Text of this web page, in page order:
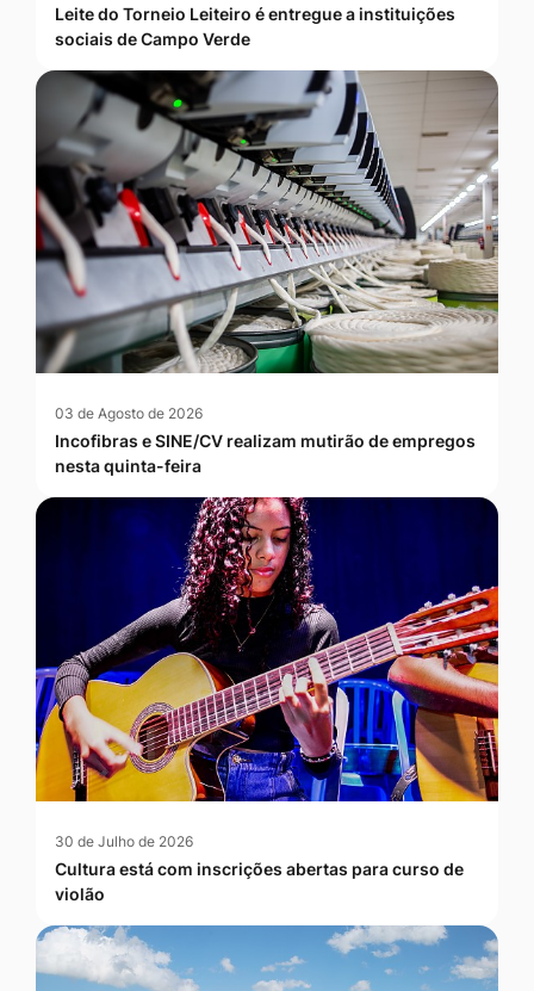
Leite do Torneio Leiteiro é entregue a instituições
sociais de Campo Verde
03 de Agosto de 2026
Incofibras e SINE/CV realizam mutirão de empregos
nesta quinta-feira
30 de Julho de 2026
Cultura está com inscrições abertas para curso de
violão